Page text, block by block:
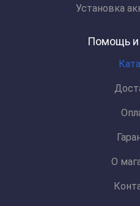
Установка
Помощь
О